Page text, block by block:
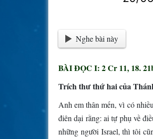
Nghe bài này
BÀI ĐỌC I: 2 Cr 11, 18.
Trích thư thứ hai của
Anh em thân mến, vì có
điên dại rằng: ai tự phụ về
những người Israel, thì tôi